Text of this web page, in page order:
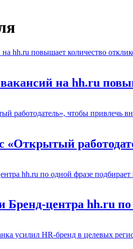
на hh.ru
«Открытый
Бренд-центра hh.ru